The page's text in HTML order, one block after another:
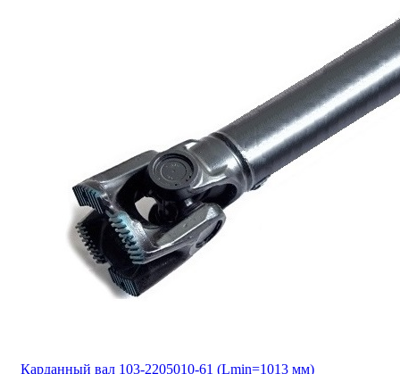
Карданный вал 103-2205010-61 (Lmin=1013 мм)